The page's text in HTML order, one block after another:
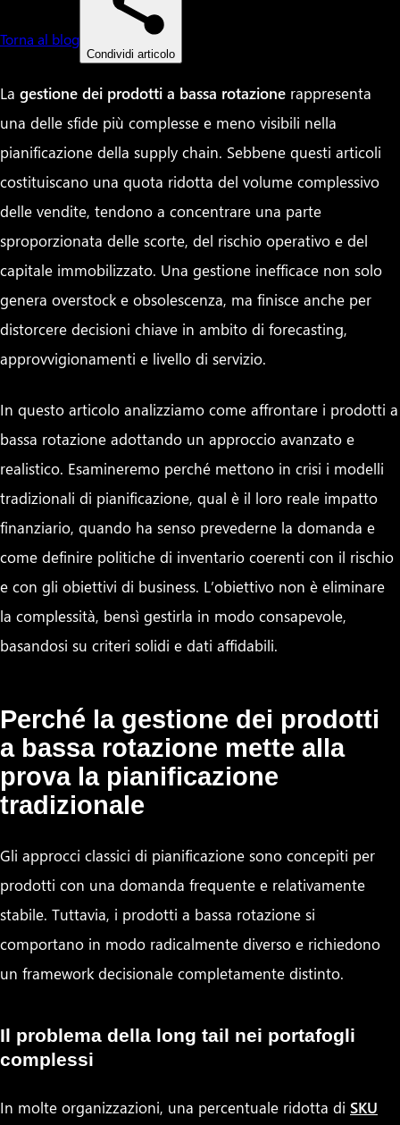
Torna al blog
Condividi articolo
La gestione dei prodotti a bassa rotazione rappresenta
una delle sfide più complesse e meno visibili nella
pianificazione della supply chain. Sebbene questi articoli
costituiscano una quota ridotta del volume complessivo
delle vendite, tendono a concentrare una parte
sproporzionata delle scorte, del rischio operativo e del
capitale immobilizzato. Una gestione inefficace non solo
genera overstock e obsolescenza, ma finisce anche per
distorcere decisioni chiave in ambito di forecasting,
approvvigionamenti e livello di servizio.
In questo articolo analizziamo come affrontare i prodotti a
bassa rotazione adottando un approccio avanzato e
realistico. Esamineremo perché mettono in crisi i modelli
tradizionali di pianificazione, qual è il loro reale impatto
finanziario, quando ha senso prevederne la domanda e
come definire politiche di inventario coerenti con il rischio
e con gli obiettivi di business. L’obiettivo non è eliminare
la complessità, bensì gestirla in modo consapevole,
basandosi su criteri solidi e dati affidabili.
Perché la gestione dei prodotti
a bassa rotazione mette alla
prova la pianificazione
tradizionale
Gli approcci classici di pianificazione sono concepiti per
prodotti con una domanda frequente e relativamente
stabile. Tuttavia, i prodotti a bassa rotazione si
comportano in modo radicalmente diverso e richiedono
un framework decisionale completamente distinto.
Il problema della long tail nei portafogli
complessi
In molte organizzazioni, una percentuale ridotta di SKU